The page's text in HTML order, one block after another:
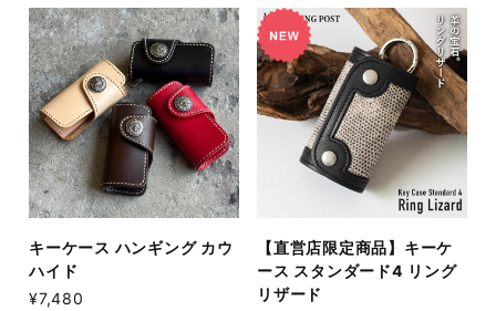
キーケース ハンギング カウ
ハイド
¥7,480
【直営店限定商品】キーケ
ース スタンダード4 リング
リザード